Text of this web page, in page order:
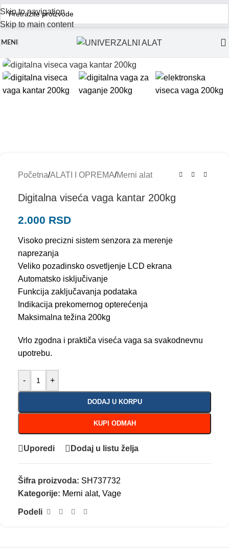
Skip to navigation
Skip to main content
MENI
Početna/ALATI I OPREMA/Merni alat
Digitalna viseća vaga kantar 200kg
2.000 RSD
Visoko precizni sistem senzora za merenje
naprezanja
Veliko pozadinsko osvetljenje LCD ekrana
Automatsko isključivanje
Funkcija zaključavanja podataka
Indikacija prekomernog opterećenja
Maksimalna težina 200kg
Vrlo zgodna i praktiča viseća vaga sa svakodnevnu
upotrebu.
- +
DODAJ U KORPU
KUPI ODMAH
Uporedi Dodaj u listu želja
Šifra proizvoda: SH737732
Kategorije: Merni alat, Vage
Podeli